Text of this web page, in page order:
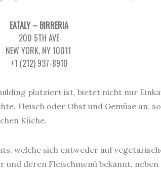
EATALY – BIRRERIA
200 5TH AVE
NEW YORK, NY 10011 ‎
+1 (212) 937-8910
platziert ist, bietet nicht nur
Fleisch oder Obst und Gemüse an,
Küche.
welche sich entweder auf
deren Fleischmenü bekannt,